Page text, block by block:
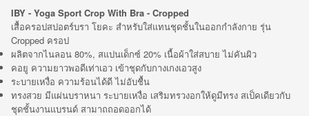
IBY - Yoga Sport Crop With Bra - Cropped
เสื้อครอปสปอตร์บรา โยคะ สำหรับใส่แทนชุดชั้นในออกกำลังกาย รุ่น
Cropped ครอป
ผลิตจากไนลอน 80%, สแปนเด็กซ์ 20% เนื้อผ้าใส่สบาย ไม่คันผิว
คอยู ความยาวพอดีเท่าเอว เข้าชุดกับกางเกงเอวสูง
ระบายเหงื่อ ความร้อนได้ดี ไม่อับชื้น
ทรงสวย มีแผ่นบราหนา ระบายเหงื่อ เสริมทรวงอกให้ดูมีทรง สเป็คเดียวกับ
ชุดชั้นงานแบรนด์ สามาถถอดออกได้